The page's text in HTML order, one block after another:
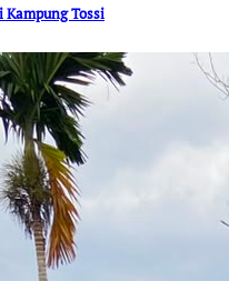
Kampung Tossi